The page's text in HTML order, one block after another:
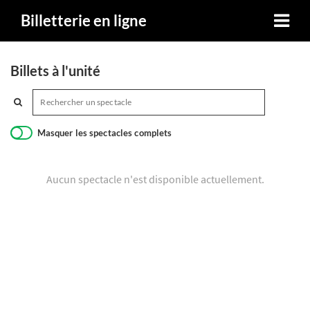
Billetterie en ligne
Billets à l'unité
Masquer les spectacles complets
Aucun spectacle n'est disponible actuellement.